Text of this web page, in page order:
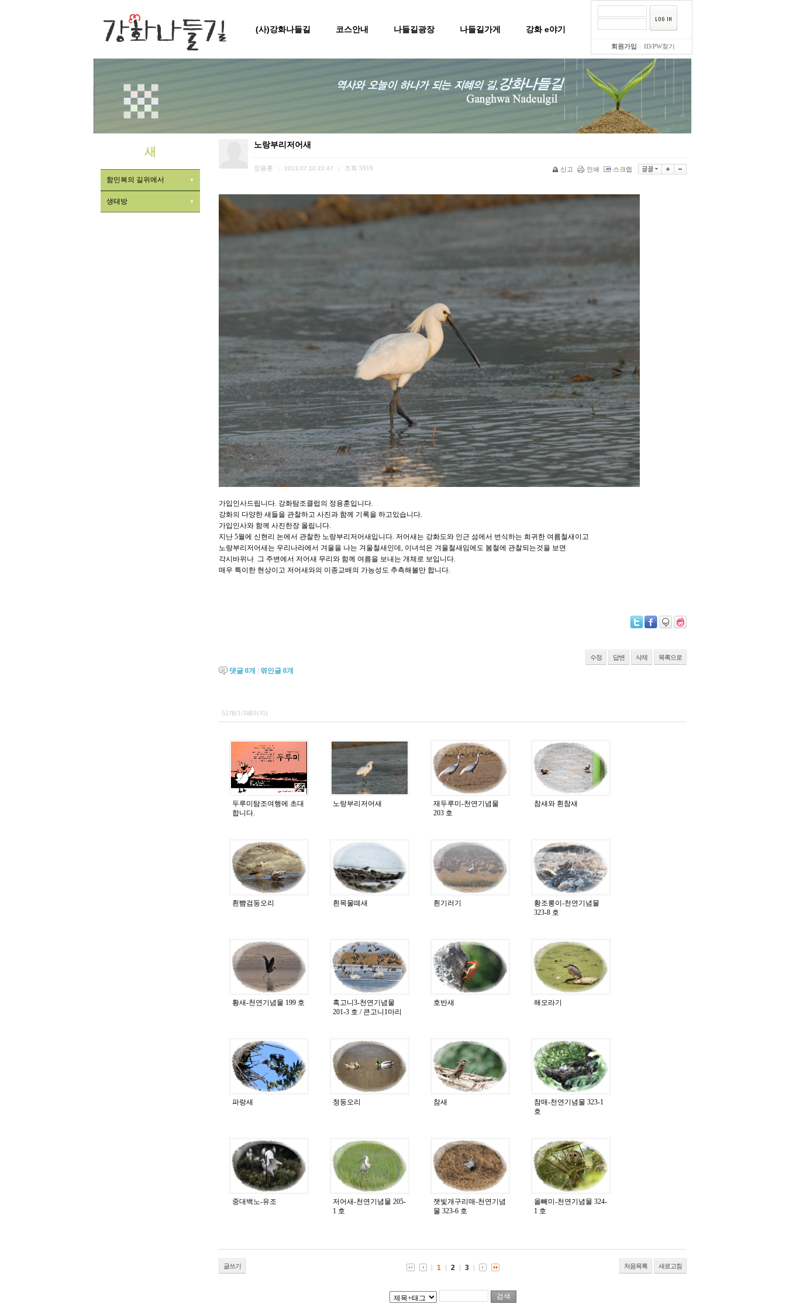
(사)강화나들길 코스안내 나들길광장 나들길가게 강화 e야기
회원가입 ID/PW찾기
새
함민복의 길위에서
생태방
노랑부리저어새
정용훈 2013.07.10 22:47 조회 5919 신고 인쇄 스크랩
가입인사드립니다. 강화탐조클럽의 정용훈입니다.
강화의 다양한 새들을 관찰하고 사진과 함께 기록을 하고있습니다.
가입인사와 함께 사진한장 올립니다.
지난 5월에 신현리 논에서 관찰한 노랑부리저어새입니다. 저어새는 강화도와 인근 섬에서 번식하는 희귀한 여름철새이고
노랑부리저어새는 우리나라에서 겨울을 나는 겨울철새인데, 이녀석은 겨울철새임에도 봄철에 관찰되는것을 보면
각시바위나 그 주변에서 저어새 무리와 함께 여름을 보내는 개체로 보입니다.
매우 특이한 현상이고 저어새와의 이종교배의 가능성도 추측해볼만 합니다.
수정 답변 삭제 목록으로
댓글 0개 | 엮인글 0개
52개(1/3페이지)
두루미탐조여행에 초대
합니다.
노랑부리저어새
재두루미-천연기념물
203 호
참새와 흰참새
흰뺨검둥오리 흰목물떼새 흰기러기
황조롱이-천연기념물
323-8 호
황새-천연기념물 199 호
혹고니3-천연기념물
201-3 호 / 큰고니1마리
호반새 해오라기
파랑새 청둥오리 참새
참매-천연기념물 323-1
호
중대백노-유조
저어새-천연기념물 205-
1 호
잿빛개구리매-천연기념
물 323-6 호
올빼미-천연기념물 324-
1 호
글쓰기 처음목록 새로고침
1 2 3